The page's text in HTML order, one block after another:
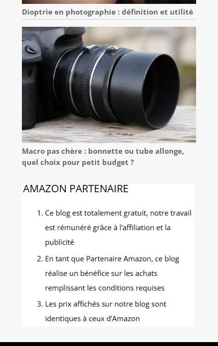
Dioptrie en photographie : définition et utilité
Macro pas chère : bonnette ou tube allonge,
quel choix pour petit budget ?